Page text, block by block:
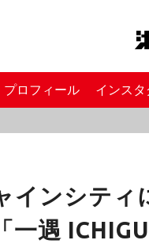
プロフィール インスタ
インシティ
一遇